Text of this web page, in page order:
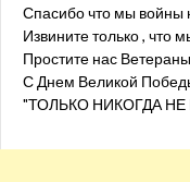
Спасибо что мы войны
Извините только , что
Простите нас
С Днем Великой
"ТОЛЬКО НИКОГДА